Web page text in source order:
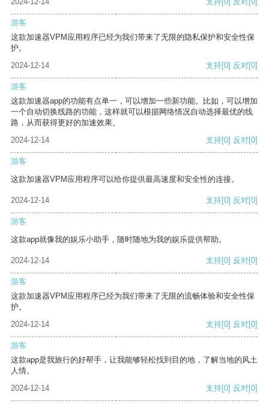
游客
这款加速器VPM应用程序已经为我们带来了无限的隐私保护和安全性保
护。
2024-12-14
支持[0] 反对[0]
游客
这款加速器app的功能有点单一，可以增加一些新功能。比如，可以增加
一个自动切换线路的功能，这样就可以根据网络情况自动选择最优的线
路，从而获得更好的加速效果。
2024-12-14
支持[0] 反对[0]
游客
这款加速器VPM应用程序可以给你提供最高速度和安全性的连接。
2024-12-14 支持[0] 反对[0]
游客
这款app就像我的娱乐小助手，随时随地为我的娱乐提供帮助。
2024-12-14 支持[0] 反对[0]
游客
这款加速器VPM应用程序已经为我们带来了无限的流畅体验和安全性保
护。
2024-12-14
支持[0] 反对[0]
游客
这款app是我旅行的好帮手，让我能够轻松找到目的地，了解当地的风土
人情。
2024-12-14
支持[0] 反对[0]